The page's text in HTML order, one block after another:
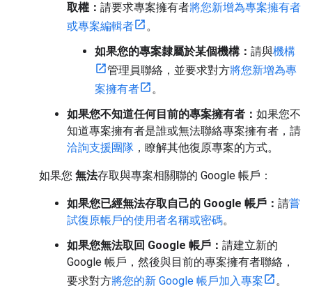
取權： 請要求專案擁有者將您新增為專案擁有者
或專案編輯者
。
如果您的專案隸屬於某個機構： 請與機構
管理員聯絡，並要求對方將您新增為專
案擁有者
。
如果您不知道任何目前的專案擁有者： 如果您不
知道專案擁有者是誰或無法聯絡專案擁有者，請
洽詢支援團隊 ，瞭解其他復原專案的方式。
如果您 無法存取與專案相關聯的 Google 帳戶：
如果您已經無法存取自己的 Google 帳戶： 請嘗
試復原帳戶的使用者名稱或密碼。
如果您無法取回 Google 帳戶： 請建立新的
Google 帳戶，然後與目前的專案擁有者聯絡，
要求對方將您的新 Google 帳戶加入專案 。